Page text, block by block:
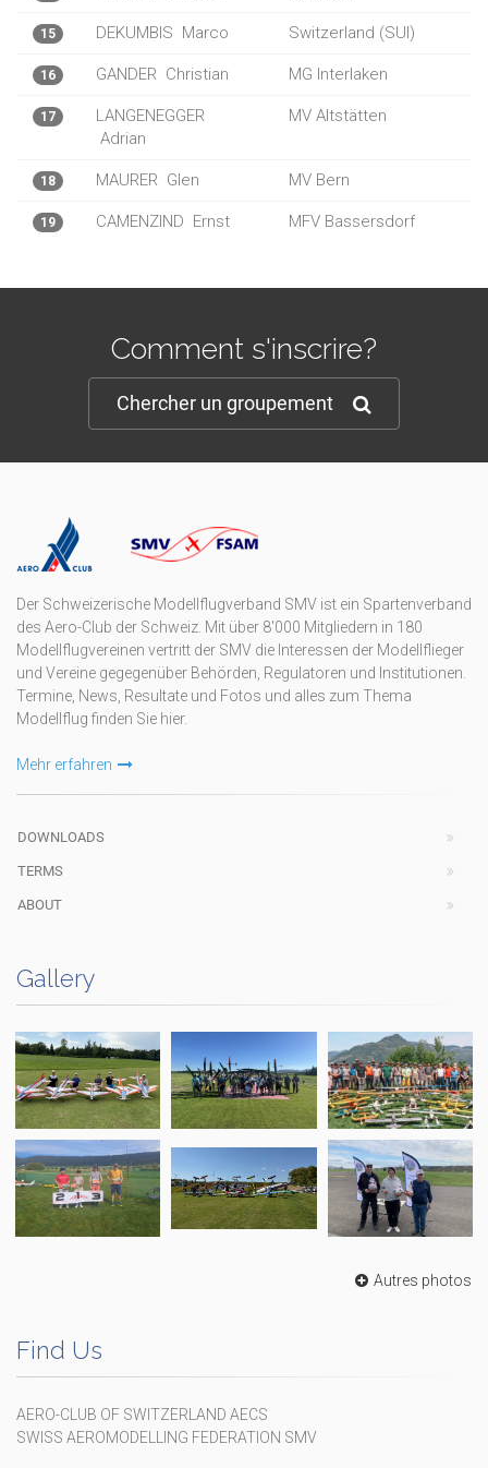
15 DEKUMBIS Marco Switzerland (SUI)
16 GANDER Christian MG Interlaken
17
LANGENEGGER
Adrian
MV Altstätten
18 MAURER Glen MV Bern
19 CAMENZIND Ernst MFV Bassersdorf
Comment s'inscrire?
Chercher un groupement
Der Schweizerische Modellflugverband SMV ist ein Spartenverband
des Aero-Club der Schweiz. Mit über 8'000 Mitgliedern in 180
Modellflugvereinen vertritt der SMV die Interessen der Modellflieger
und Vereine gegegenüber Behörden, Regulatoren und Institutionen.
Termine, News, Resultate und Fotos und alles zum Thema
Modellflug finden Sie hier.
Mehr erfahren
DOWNLOADS
TERMS
ABOUT
Gallery
Autres photos
Find Us
AERO-CLUB OF SWITZERLAND AECS
SWISS AEROMODELLING FEDERATION SMV